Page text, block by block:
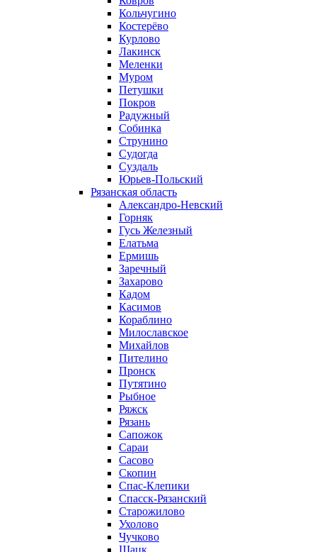
Кольчугино
Костерёво
Курлово
Лакинск
Меленки
Муром
Петушки
Покров
Радужный
Собинка
Струнино
Судогда
Суздаль
Юрьев-Польский
Рязанская область
Александро-Невский
Горняк
Гусь Железный
Елатьма
Ермишь
Заречный
Захарово
Кадом
Касимов
Кораблино
Милославское
Михайлов
Пителино
Пронск
Путятино
Рыбное
Ряжск
Рязань
Сапожок
Сараи
Сасово
Скопин
Спас-Клепики
Спасск-Рязанский
Старожилово
Ухолово
Чучково
Шацк